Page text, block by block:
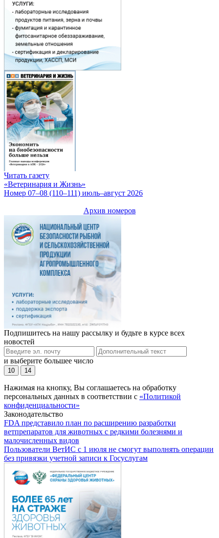
Читать газету
«Ветеринария и Жизнь»
Номер 07–08 (110–111) июль–август 2026
Архив номеров
Подпишитесь на нашу рассылку и будьте в курсе всех
новостей
и выберите большее число
10 14
Нажимая на кнопку, Вы соглашаетесь на обработку
персональных данных в соответствии с «Политикой
конфиденциальности»
Законодательство
FDA представило план по расширению разработки
ветпрепаратов для животных с редкими болезнями и
малочисленных видов
Пользователи ВетИС с 1 июля не смогут выполнять операции
без привязки учетной записи к Госуслугам